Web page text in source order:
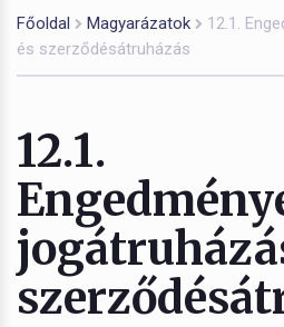
Főoldal Magyarázatok
12.1.
és szerződésátruházás
12.1.